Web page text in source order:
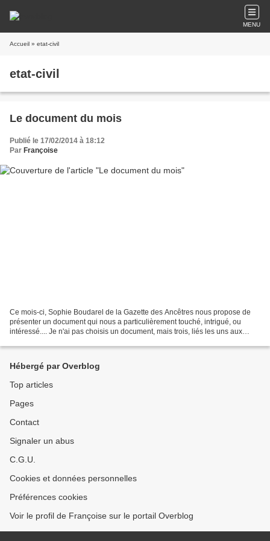
MENU
Accueil » etat-civil
etat-civil
Le document du mois
Publié le 17/02/2014 à 18:12
Par Françoise
Ce mois-ci, Sophie Boudarel de la Gazette des Ancêtres nous propose de
présenter un document qui nous a particulièrement touché, intrigué, ou
intéressé.... Je n'ai pas choisis un document, mais trois, liés les uns aux
Hébergé par Overblog
Top articles
Pages
Contact
Signaler un abus
C.G.U.
Cookies et données personnelles
Préférences cookies
Voir le profil de Françoise sur le portail Overblog